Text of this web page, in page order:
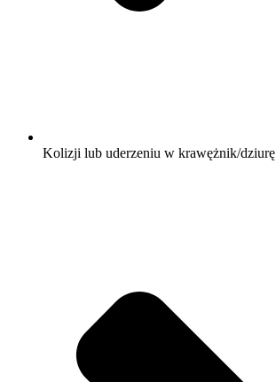
Kolizji lub uderzeniu w krawężnik/dziurę